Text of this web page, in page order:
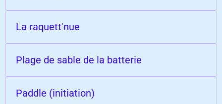
La raquett'nue
Plage de sable de la batterie
Paddle (initiation)